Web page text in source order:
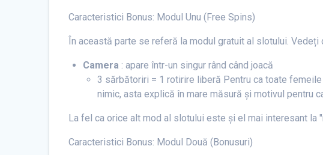
Caracteristici Bonus: Modul Unu (Free Spins)
În această parte se referă la modul gratuit al slotului.
Camera : apare într-un singur rând când joacă
3 sărbătoriri = 1 rotirire liberă Pentru ca toate
nimic, asta explică în mare măsură și motivul pentru
La fel ca orice alt mod al slotului este și el mai interesant la
Caracteristici Bonus: Modul Două (Bonusuri)